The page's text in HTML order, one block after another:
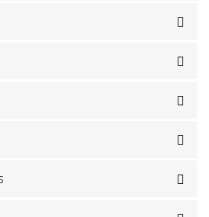




